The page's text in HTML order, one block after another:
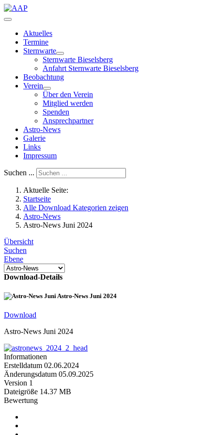
Aktuelles
Termine
Sternwarte
Sternwarte Bieselsberg
Anfahrt Sternwarte Bieselsberg
Beobachtung
Verein
Über den Verein
Mitglied werden
Spenden
Ansprechpartner
Astro-News
Galerie
Links
Impressum
Suchen ...
Aktuelle Seite:
Startseite
Alle Download Kategorien zeigen
Astro-News
Astro-News Juni 2024
Übersicht
Suchen
Ebene
Download-Details
Astro-News Juni 2024
Download
Astro-News Juni 2024
Informationen
Erstelldatum 02.06.2024
Änderungsdatum 05.09.2025
Version 1
Dateigröße 14.37 MB
Bewertung